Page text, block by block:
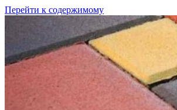
Перейти к содержимому